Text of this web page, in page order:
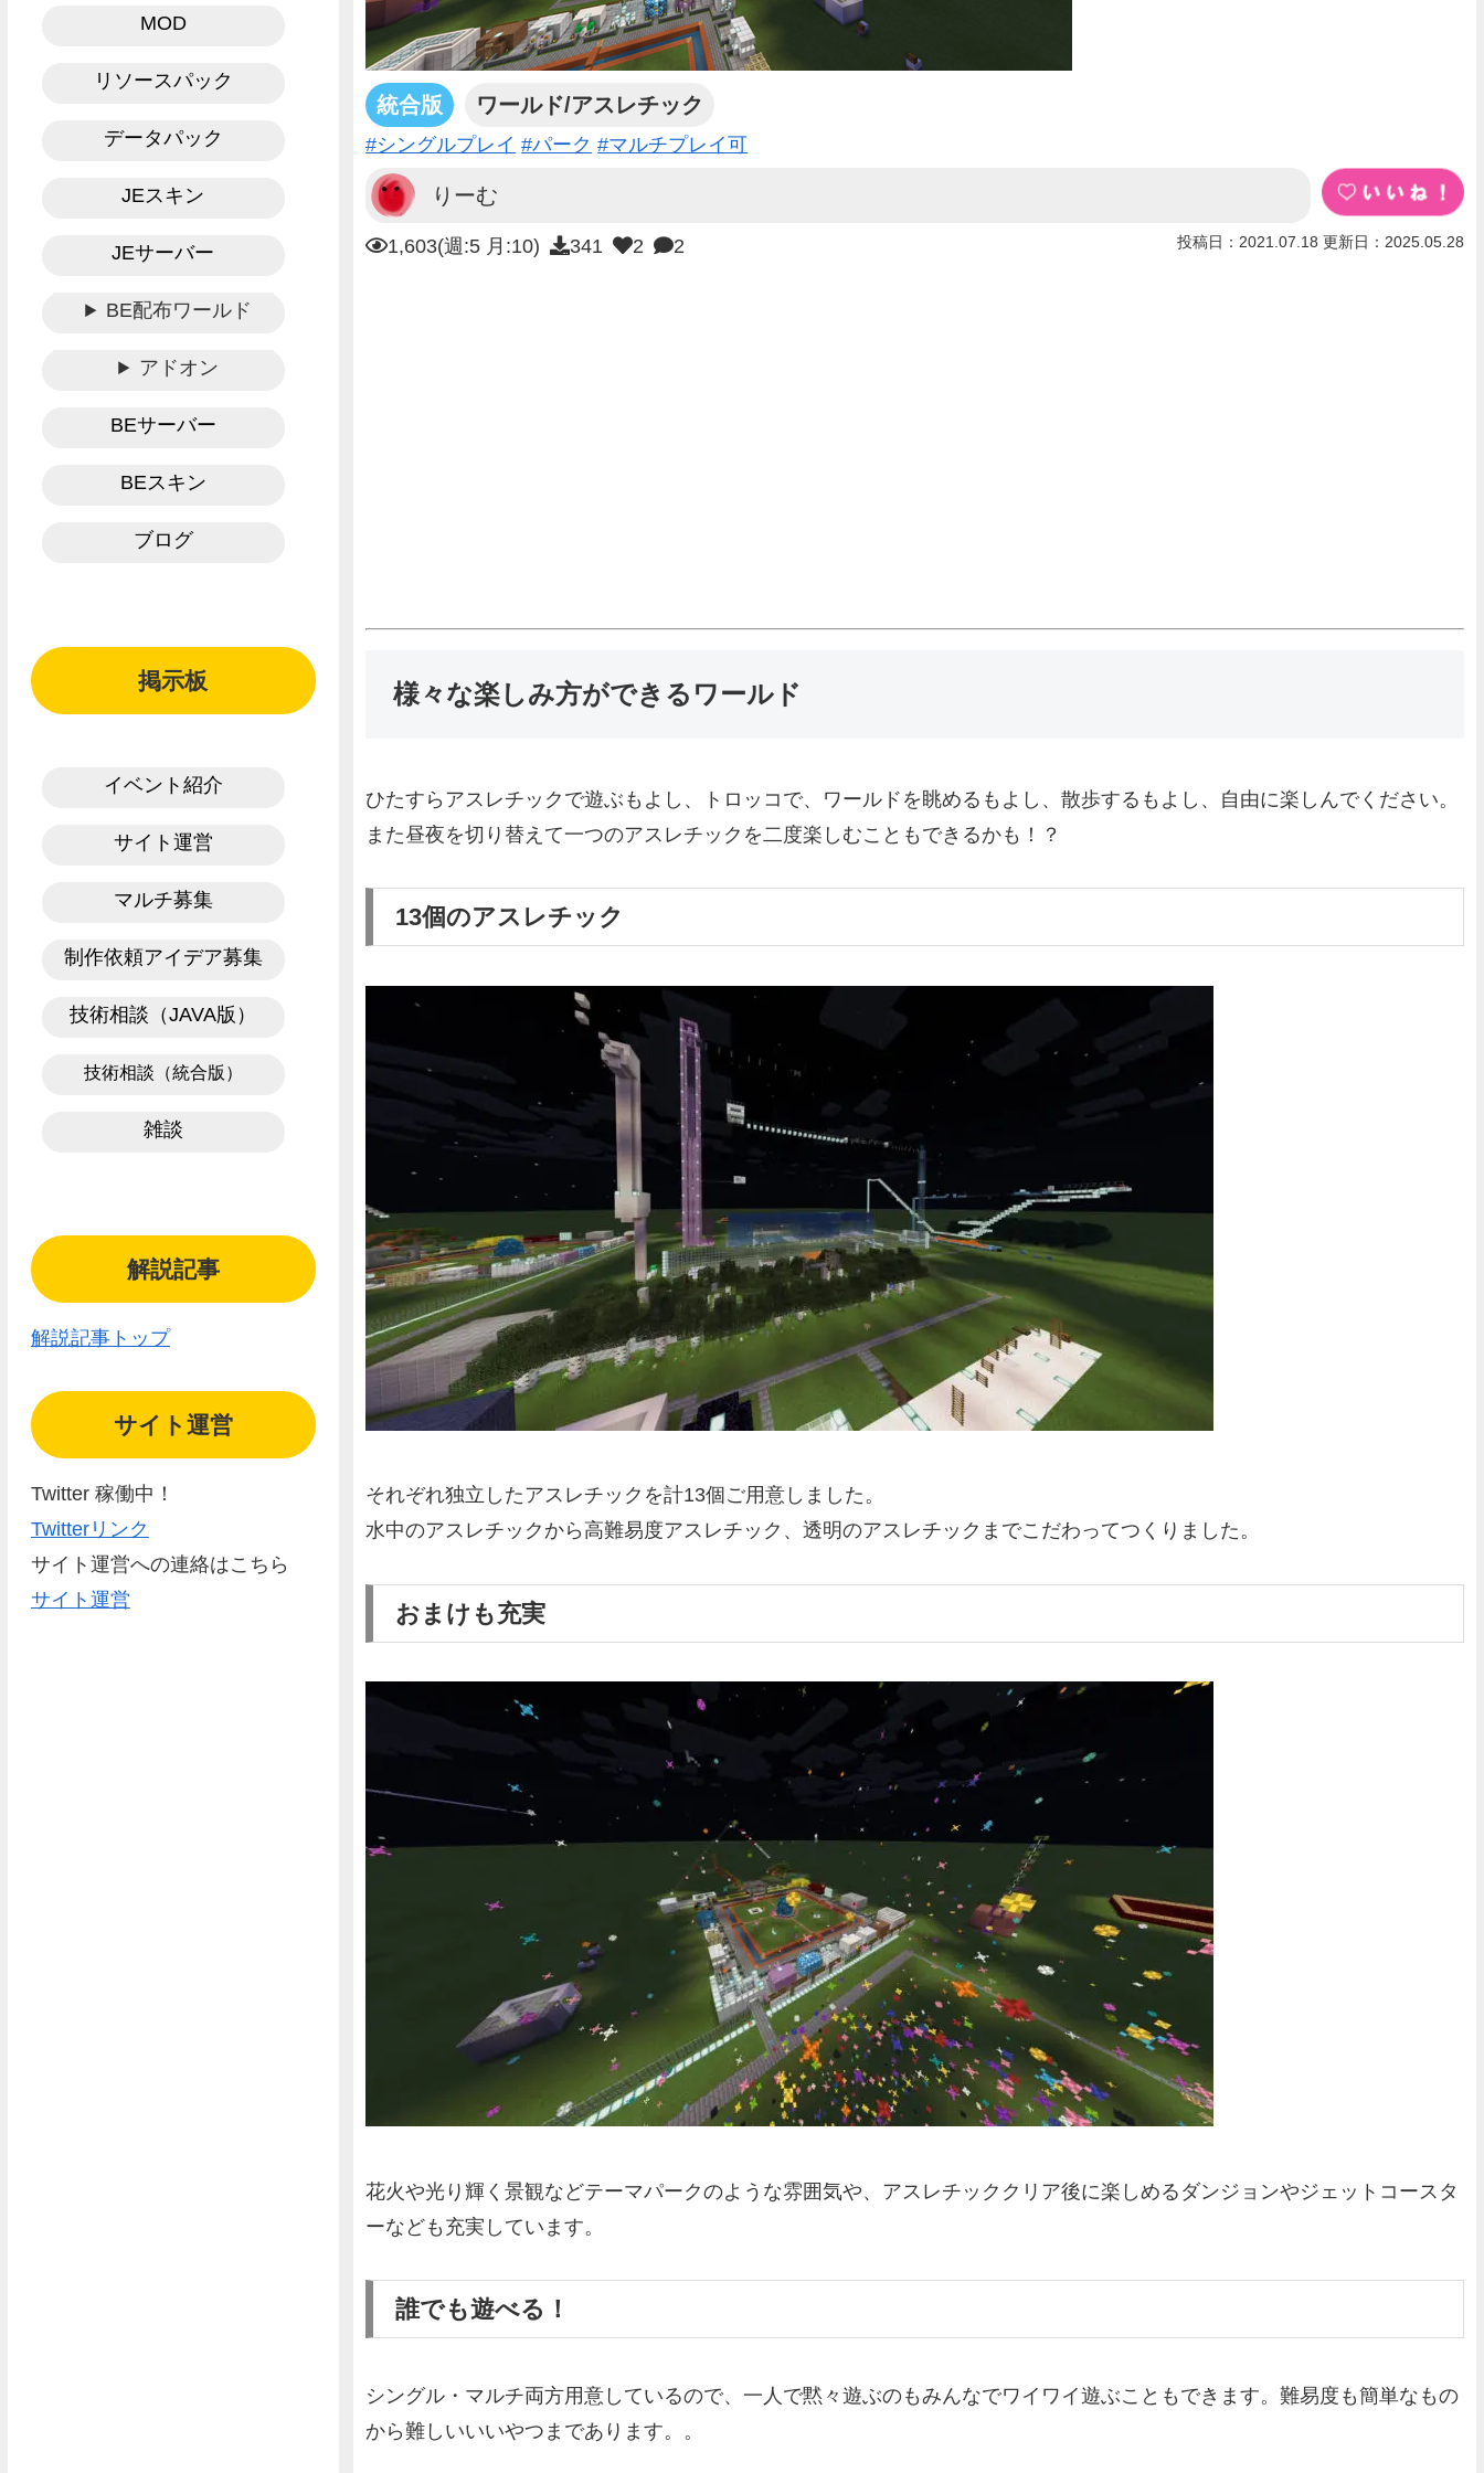
統合版 ワールド/アスレチック
#シングルプレイ #パーク #マルチプレイ可
りーむ
1,603(週:5 月:10) 341 2 2 投稿日：2021.07.18 更新日：2025.05.28
様々な楽しみ方ができるワールド
ひたすらアスレチックで遊ぶもよし、トロッコで、ワールドを眺めるもよし、散歩するもよし、自由に楽しんでください。
また昼夜を切り替えて一つのアスレチックを二度楽しむこともできるかも！？
13個のアスレチック
それぞれ独立したアスレチックを計13個ご用意しました。
水中のアスレチックから高難易度アスレチック、透明のアスレチックまでこだわってつくりました。
おまけも充実
花火や光り輝く景観などテーマパークのような雰囲気や、アスレチッククリア後に楽しめるダンジョンやジェットコースタ
ーなども充実しています。
誰でも遊べる！
シングル・マルチ両方用意しているので、一人で黙々遊ぶのもみんなでワイワイ遊ぶこともできます。難易度も簡単なもの
から難しいいいやつまであります。。
MOD
リソースパック
データパック
JEスキン
JEサーバー
BE配布ワールド
アドオン
BEサーバー
BEスキン
ブログ
掲示板
イベント紹介
サイト運営
マルチ募集
制作依頼アイデア募集
技術相談（JAVA版）
技術相談（統合版）
雑談
解説記事
解説記事トップ
サイト運営
Twitter 稼働中！
Twitterリンク
サイト運営への連絡はこちら
サイト運営